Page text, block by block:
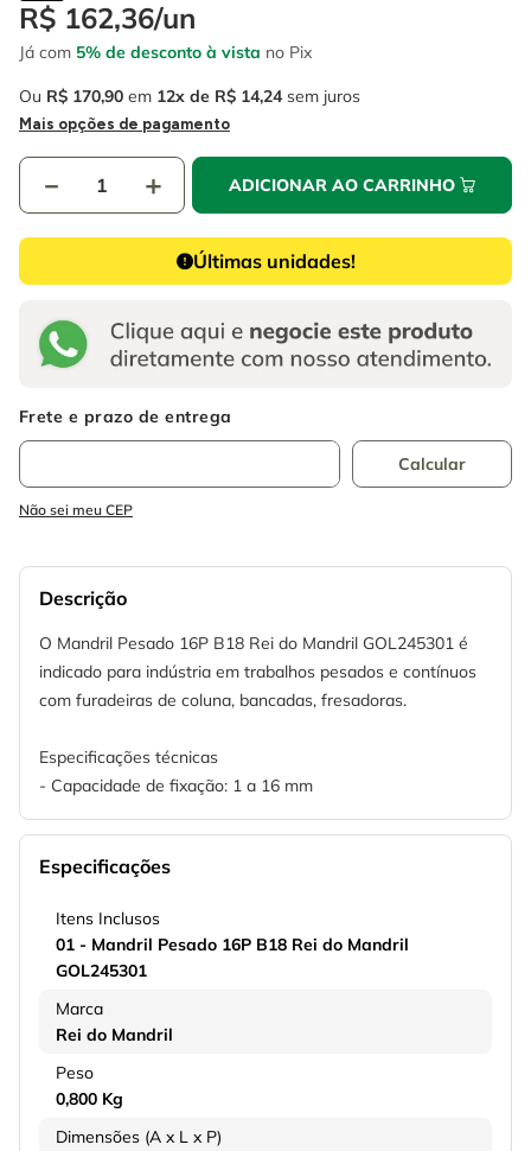
R$ 162,36/un
Já com 5% de desconto à vista no Pix
Ou R$ 170,90 em 12 R$ 14,24sem juros
Mais opções de pagamento
＋
－ ADICIONAR AO CARRINHO
Últimas unidades!
Não sei meu CEP
Descrição
O Mandril Pesado 16P B18 Rei do Mandril GOL245301 é
indicado para indústria em trabalhos pesados e contínuos
com furadeiras de coluna, bancadas, fresadoras.
Especificações técnicas
- Capacidade de fixação: 1 a 16 mm
Especificações
Itens Inclusos
01 - Mandril Pesado 16P B18 Rei do Mandril
GOL245301
Marca
Rei do Mandril
Peso
0,800 Kg
Dimensões (A x L x P)
6 fio
7º serra copo
8º disco corte
luva
º escada
º serra circular
º fio
disco corte
º chave impacto
10º luva